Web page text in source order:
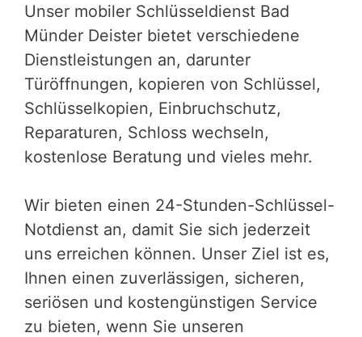
Unser mobiler Schlüsseldienst Bad
Münder Deister bietet verschiedene
Dienstleistungen an, darunter
Türöffnungen, kopieren von Schlüssel,
Schlüsselkopien, Einbruchschutz,
Reparaturen, Schloss wechseln,
kostenlose Beratung und vieles mehr.
Wir bieten einen 24-Stunden-Schlüssel-
Notdienst an, damit Sie sich jederzeit
uns erreichen können. Unser Ziel ist es,
Ihnen einen zuverlässigen, sicheren,
seriösen und kostengünstigen Service
zu bieten, wenn Sie unseren